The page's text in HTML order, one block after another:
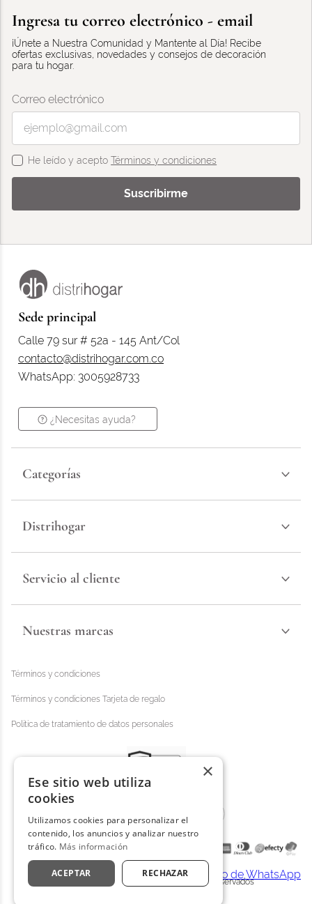
Ingresa tu correo electrónico - email
¡Únete a Nuestra Comunidad y Mantente al Día! Recibe
ofertas exclusivas, novedades y consejos de decoración
para tu hogar.
Correo electrónico
He leído y aceptoTérminos y condiciones
Suscribirme
Sede principal
Calle 79 sur # 52a - 145 Ant/Col
contacto@distrihogar.com.co
WhatsApp: 3005928733
¿Necesitas ayuda?
Categorías
Distrihogar
Servicio al cliente
Nuestras marcas
Términos y condiciones
Términos y condiciones Tarjeta de regalo
Política de tratamiento de datos personales
Distrihogar 2025 - © Todos los derechos reservados
×
Ese sitio web utiliza
cookies
Utilizamos cookies para personalizar el
contenido, los anuncios y analizar nuestro
tráfico. Más información
ACEPTAR RECHAZAR